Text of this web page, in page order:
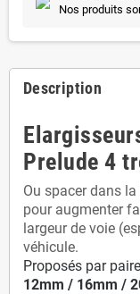
Nos produits
Description
Prelude 4
Ou spacer dans
pour augmenter
largeur de voie
véhicule.
Proposés par
12mm / 16mm /